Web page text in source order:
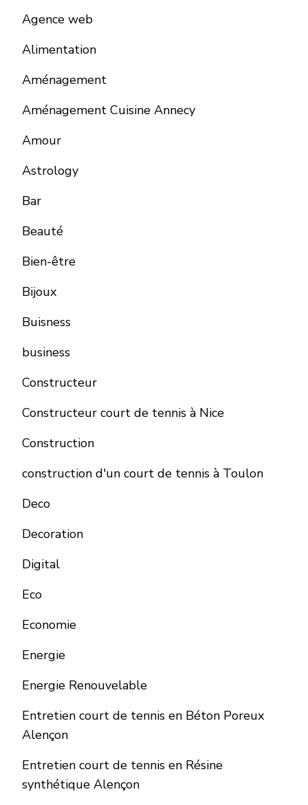
Agence web
Alimentation
Aménagement
Aménagement Cuisine Annecy
Amour
Astrology
Bar
Beauté
Bien-être
Bijoux
Buisness
business
Constructeur
Constructeur court de tennis à Nice
Construction
construction d'un court de tennis à Toulon
Deco
Decoration
Digital
Eco
Economie
Energie
Energie Renouvelable
Entretien court de tennis en Béton Poreux
Alençon
Entretien court de tennis en Résine
synthétique Alençon